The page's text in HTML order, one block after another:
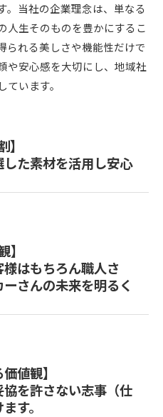
。当社の企業理念は、単なる
人生そのものを豊かにするこ
られる美しさや機能性だけで
や安心感を大切にし、地域社
います。
す役割】
た素材を活用し安心
世界観】
はもちろん職人さ
さんの未来を明るく
る価値観】
を許さない志事（仕
す。